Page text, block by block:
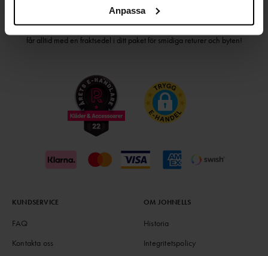
Anpassa
Välj det betalsätt som passar dig med Klarna. Vi på Johnells erbjuder flera
bekväma fraktalternativ; utlämningsställe, hemleverans och paketskåp. Du
får alltid med en fraktsedel i ditt paket för smidiga returer och byten!
KUNDSERVICE
FAQ
Kontakta oss
OM JOHNELLS
Historia
Integritetspolicy